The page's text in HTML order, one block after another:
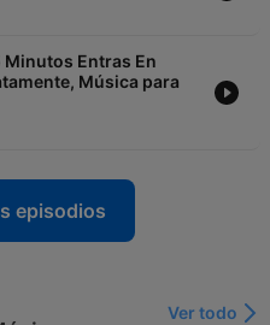
Minutos Entras En
Música para
episodios
Ver todo